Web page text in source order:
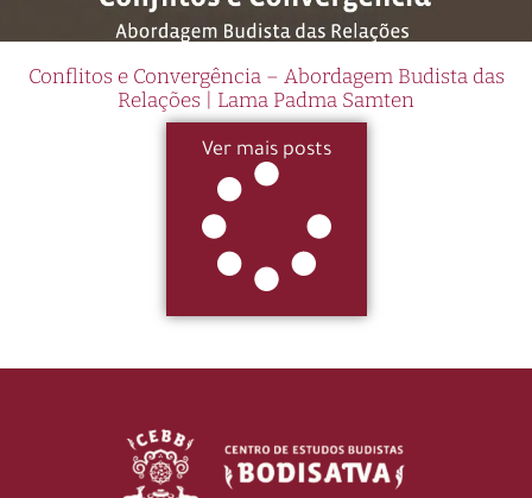
Conflitos e Convergência – Abordagem Budista das
Relações | Lama Padma Samten
Ver mais posts